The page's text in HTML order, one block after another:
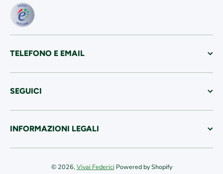
TELEFONO E EMAIL
SEGUICI
INFORMAZIONI LEGALI
© 2026, Vivai Federici Powered by Shopify